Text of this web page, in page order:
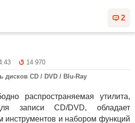
2
14 970
дисков CD / DVD / Blu-Ray
распространяемая утилита,
записи CD/DVD, обладает
инструментов и набором функций